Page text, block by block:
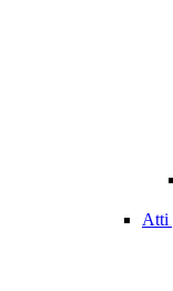
Atti